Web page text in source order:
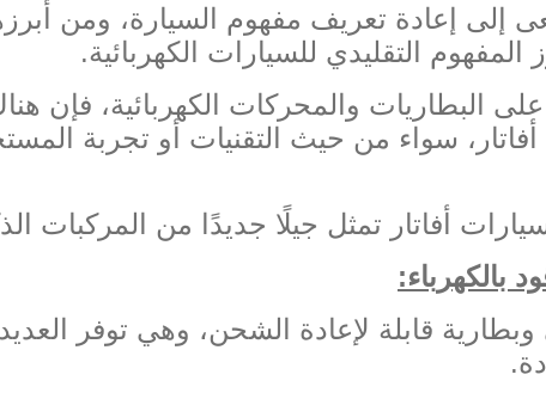
إعادة تعريف مفهوم السيارة، ومن أبرزها
التقليدي للسيارات الكهربائية.
البطاريات والمحركات الكهربائية، فإن
أفاتار، سواء من حيث التقنيات أو تجربة
أفاتار تمثل جيلًا جديدًا من المركبات
بالكهرباء:
قابلة لإعادة الشحن، وهي توفر
.